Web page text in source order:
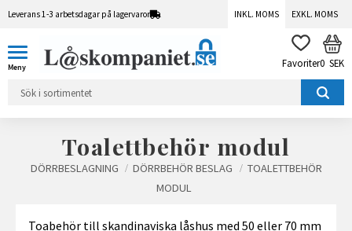
Leverans 1-3 arbetsdagar på lagervaror INKL. MOMS EXKL. MOMS
FAVORITER
0 SEK
Toalettbehör modul
DÖRRBESLAGNING DÖRRBEHÖR BESLAG
TOALETTBEHÖR
MODUL
Toabehör till skandinaviska låshus med 50 eller 70 mm